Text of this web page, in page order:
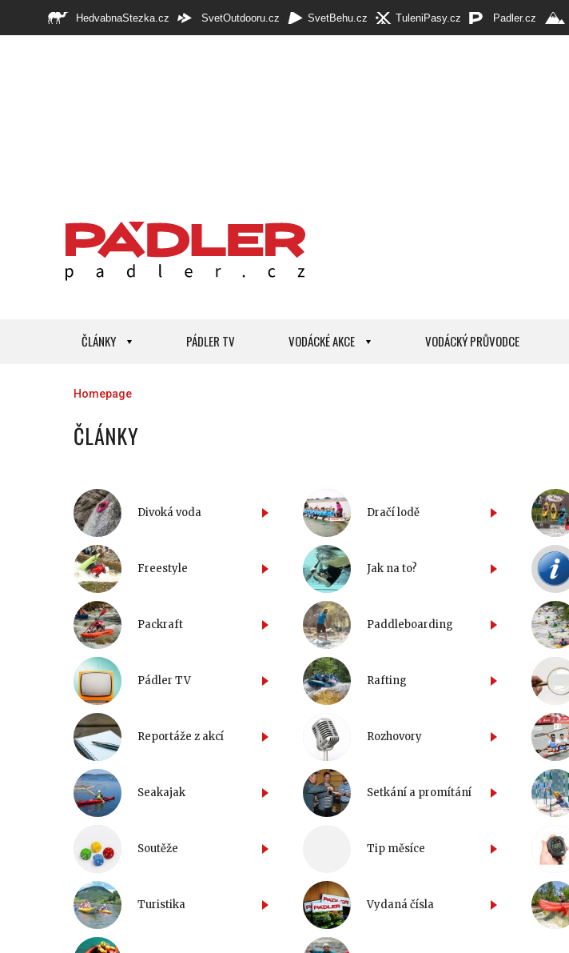
HedvabnaStezka.cz SvetOutdooru.cz SvetBehu.cz TuleniPasy.cz Padler.cz
ČLÁNKY PÁDLER TV VODÁCKÉ AKCE VODÁCKÝ PRŮVODCE
Homepage
ČLÁNKY
Divoká voda Dračí lodě
Freestyle Jak na to?
Packraft Paddleboarding
Pádler TV Rafting
Reportáže z akcí Rozhovory
Seakajak Setkání a promítání
Soutěže Tip měsíce
Turistika Vydaná čísla